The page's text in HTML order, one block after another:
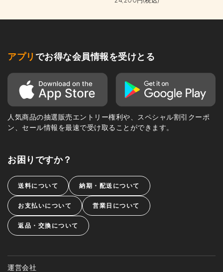
アプリ でお得な会員情報を受けとる
人気商品の抽選販売エントリー権利や、スペシャル割引クーポ
ン、セール情報を最速で受け取ることができます。
お困りですか？
送料について 納期・配送について
お支払いについて 営業日について
返品・交換について
運営会社